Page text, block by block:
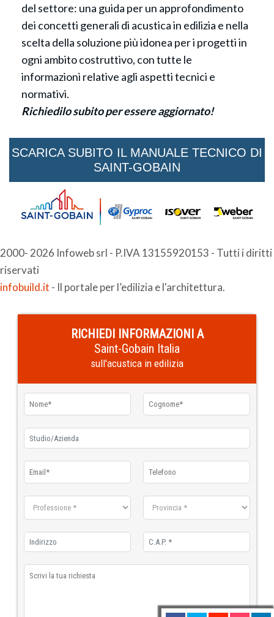
del settore: una guida per un approfondimento
dei concetti generali di acustica in edilizia e nella
scelta della soluzione più idonea per i progetti in
ogni ambito costruttivo, con tutte le
informazioni relative agli aspetti tecnici e
normativi.
Richiedilo subito per essere aggiornato!
SCARICA SUBITO IL MANUALE TECNICO DI
SAINT-GOBAIN
2000- 2026 Infoweb srl - P.IVA 13155920153 - Tutti i diritti
riservati
infobuild.it - Il portale per l’edilizia e l'architettura.
RICHIEDI INFORMAZIONI A
Saint-Gobain Italia
sull'acustica in edilizia